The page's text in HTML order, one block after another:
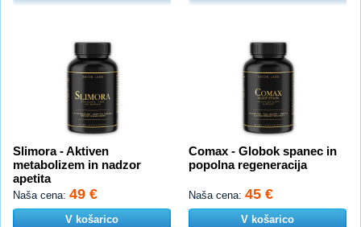
Slimora - Aktiven
metabolizem in nadzor
apetita
Naša cena: 49 €
V košarico
Comax - Globok spanec in
popolna regeneracija
Naša cena: 45 €
V košarico